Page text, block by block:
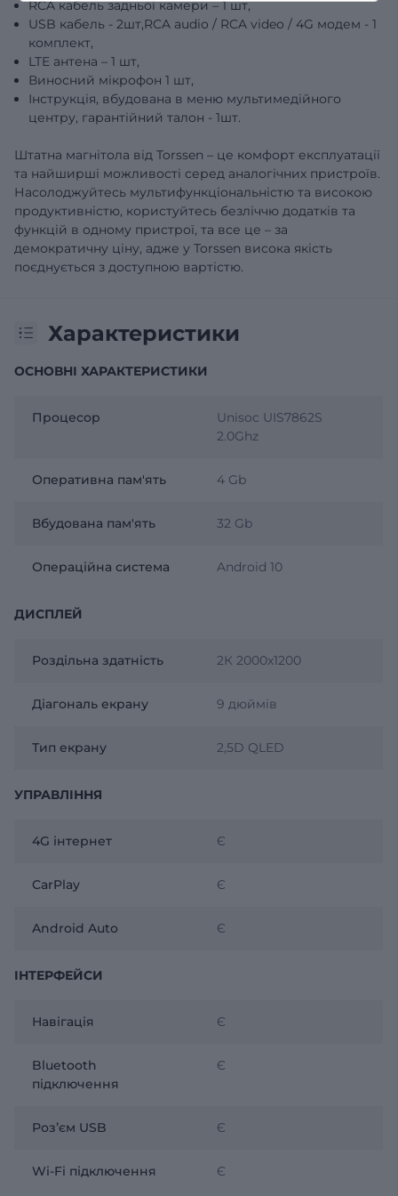
RCA кабель задньої камери – 1 шт,
USB кабель - 2шт,RCA audio / RCA video / 4G модем - 1
комплект,
LTE антена – 1 шт,
Виносний мікрофон 1 шт,
Інструкція, вбудована в меню мультимедійного
центру, гарантійний талон - 1шт.
Штатна магнітола від Torssen – це комфорт експлуатації
та найширші можливості серед аналогічних пристроїв.
Насолоджуйтесь мультифункціональністю та високою
продуктивністю, користуйтесь безліччю додатків та
функцій в одному пристрої, та все це – за
демократичну ціну, адже у Torssen висока якість
поєднується з доступною вартістю.
Характеристики
ОСНОВНІ ХАРАКТЕРИСТИКИ
Процесор
Unisoc UIS7862S
2.0Ghz
Оперативна пам'ять 4 Gb
Вбудована пам'ять 32 Gb
Операційна система Android 10
ДИСПЛЕЙ
Роздільна здатність 2К 2000х1200
Діагональ екрану 9 дюймів
Тип екрану 2,5D QLED
УПРАВЛІННЯ
4G інтернет Є
CarPlay Є
Android Auto Є
ІНТЕРФЕЙСИ
Навігація Є
Bluetooth
підключення
Є
Розʼєм USB Є
Wi-Fi підключення Є